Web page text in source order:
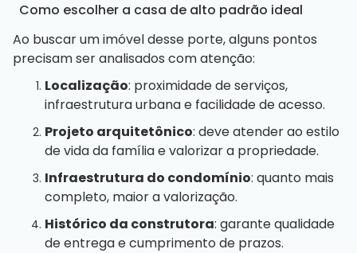
Como escolher a casa de alto padrão ideal
Ao buscar um imóvel desse porte, alguns pontos
precisam ser analisados com atenção:
Localização: proximidade de serviços,
infraestrutura urbana e facilidade de acesso.
Projeto arquitetônico: deve atender ao estilo
de vida da família e valorizar a propriedade.
Infraestrutura do condomínio: quanto mais
completo, maior a valorização.
Histórico da construtora: garante qualidade
de entrega e cumprimento de prazos.